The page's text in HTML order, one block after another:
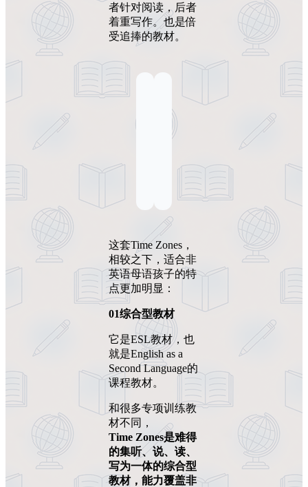
者针对阅读，后者
着重写作。也是倍
受追捧的教材。
这套Time Zones，
相较之下，适合非
英语母语孩子的特
点更加明显：
01综合型教材
它是ESL教材，也
就是English as a
Second Language的
课程教材。
和很多专项训练教
材不同，
Time Zones是难得
的集听、说、读、
写为一体的综合型
教材， 能力覆盖非